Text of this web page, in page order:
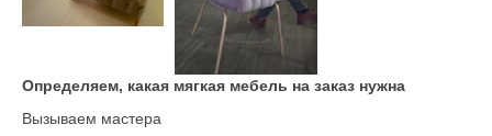
Определяем, какая мягкая мебель на заказ нужна
Вызываем мастера